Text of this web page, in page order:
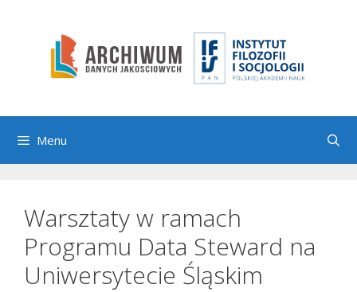
Menu
Warsztaty w ramach
Programu Data Steward na
Uniwersytecie Śląskim